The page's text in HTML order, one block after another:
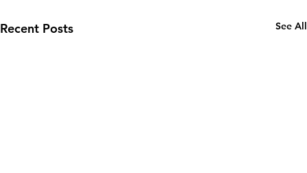
Recent Posts See All